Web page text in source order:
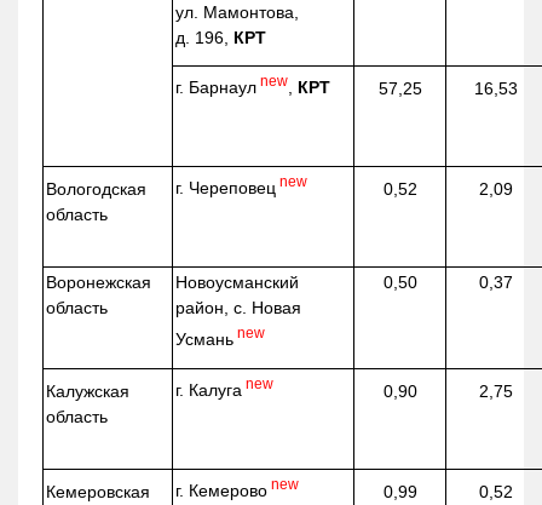
ул. Мамонтова,
д. 196, КРТ
г. Барнаул new, КРТ 57,25 16,53
Вологодская
область
г. Череповец new 0,52 2,09
Воронежская
область
Новоусманский
район, с. Новая
Усмань new
0,50 0,37
Калужская
область
г. Калуга new 0,90 2,75
Кемеровская
г. Кемерово new 0,99 0,52